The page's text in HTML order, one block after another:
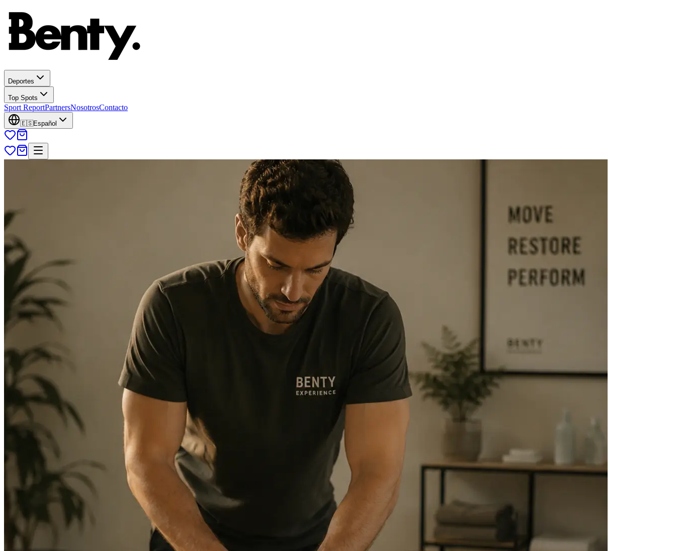
Deportes
Top Spots
Sport ReportPartnersNosotrosContacto
🇪🇸Español